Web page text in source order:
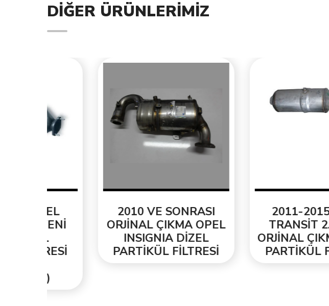
DIĞER ÜRÜNLERIMIZ
2010 VE SONRASI
ORJİNAL ÇIKMA OPEL
INSIGNIA DİZEL
PARTİKÜL FİLTRESİ
2011-2015 FORD
TRANSİT 2.2 TDCİ
ORJİNAL ÇIKMA DİZEL
PARTİKÜL FİLTRESİ